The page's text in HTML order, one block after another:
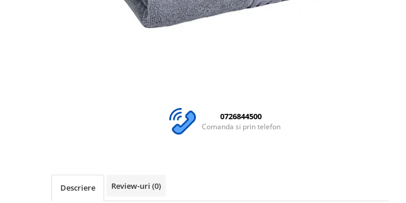
Lenjerii de pat Saten 4 piese cu
0726844500
Comanda si prin telefon
Descriere Review-uri (0)